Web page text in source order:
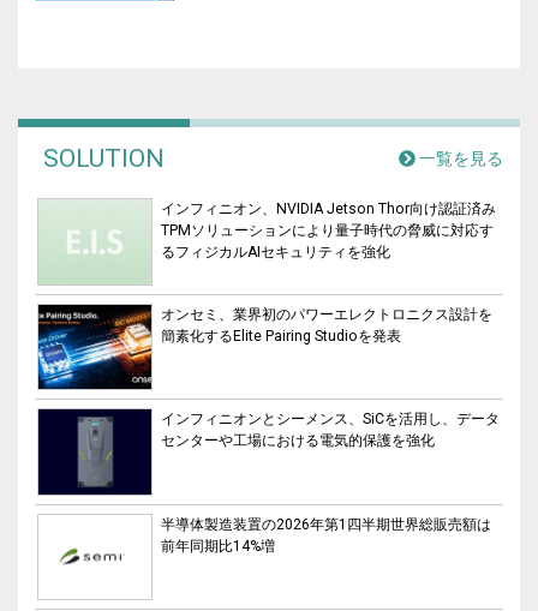
SOLUTION 一覧を見る
インフィニオン、NVIDIA Jetson Thor向け認証済み
TPMソリューションにより量子時代の脅威に対応す
るフィジカルAIセキュリティを強化
オンセミ、業界初のパワーエレクトロニクス設計を
簡素化するElite Pairing Studioを発表
インフィニオンとシーメンス、SiCを活用し、データ
センターや工場における電気的保護を強化
半導体製造装置の2026年第1四半期世界総販売額は
前年同期比14%増